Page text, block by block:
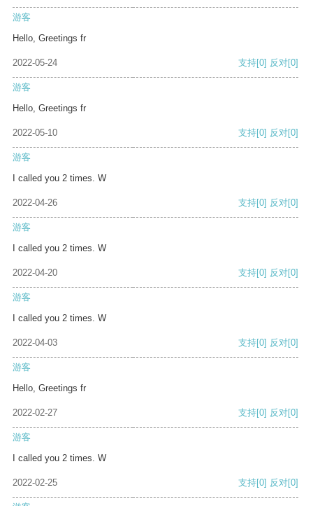
游客
Hello, Greetings fr
2022-05-24 支持[0] 反对[0]
游客
Hello, Greetings fr
2022-05-10 支持[0] 反对[0]
游客
I called you 2 times. W
2022-04-26 支持[0] 反对[0]
游客
I called you 2 times. W
2022-04-20 支持[0] 反对[0]
游客
I called you 2 times. W
2022-04-03 支持[0] 反对[0]
游客
Hello, Greetings fr
2022-02-27 支持[0] 反对[0]
游客
I called you 2 times. W
2022-02-25 支持[0] 反对[0]